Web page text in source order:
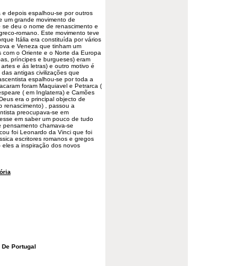
e depois espalhou-se por outros
um grande movimento de
deu o nome de renascimento e
romano. Este movimento teve
Itália era constituída por vários
e Veneza que tinham um
o Oriente e o Norte da Europa
príncipes e burgueses) eram
e ás letras) e outro motivo é
antigas civilizações que
espalhou-se por toda a
foram Maquiavel e Petrarca (
( em Inglaterra) e Camões
era o principal objecto de
renascimento) , passou a
preocupava-se em
em saber um pouco de tudo
pensamento chamava-se
foi Leonardo da Vinci que foi
escritores romanos e gregos
eles a inspiração dos novos
Portugal